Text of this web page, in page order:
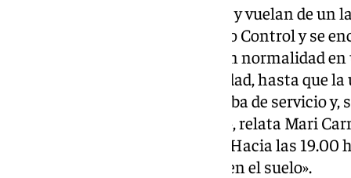
No todos los héroes llevan capa y vuelan de un
Algunos visten un polo de Grupo Control y se
garantizar que todo discurra con normalidad
sin siquiera saber de su heroicidad, hasta que
fue, recuerdan, repentino. «Estaba de servicio
mi compañero a hacer el turno», relata Mari
memoria el pasado 5 de mayo: «Hacia las
de que había un hombre tirado en el suelo».